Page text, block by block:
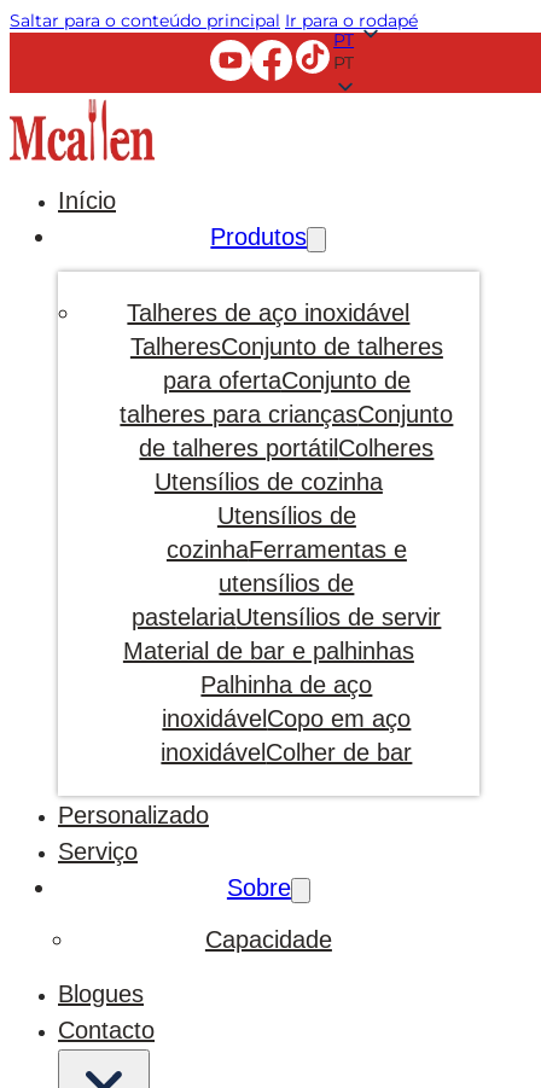
Saltar para o conteúdo principal Ir para o rodapé
PT
PT
Início
Produtos
Talheres de aço inoxidável
TalheresConjunto de talheres
para ofertaConjunto de
talheres para criançasConjunto
de talheres portátil Colheres
Utensílios de cozinha
Utensílios de
cozinhaFerramentas e
utensílios de
pastelariaUtensílios de servir
Material de bar e palhinhas
Palhinha de aço
inoxidável Copo em aço
inoxidável Colher de bar
Personalizado
Serviço
Sobre
Capacidade
Blogues
Contacto